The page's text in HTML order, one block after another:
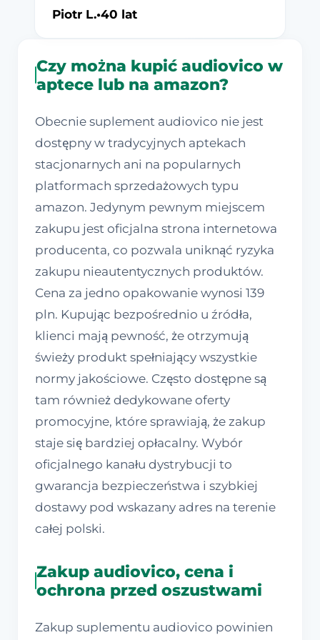
Piotr L.•40 lat
Czy można kupić audiovico w
aptece lub na amazon?
Obecnie suplement audiovico nie jest
dostępny w tradycyjnych aptekach
stacjonarnych ani na popularnych
platformach sprzedażowych typu
amazon. Jedynym pewnym miejscem
zakupu jest oficjalna strona internetowa
producenta, co pozwala uniknąć ryzyka
zakupu nieautentycznych produktów.
Cena za jedno opakowanie wynosi 139
pln. Kupując bezpośrednio u źródła,
klienci mają pewność, że otrzymują
świeży produkt spełniający wszystkie
normy jakościowe. Często dostępne są
tam również dedykowane oferty
promocyjne, które sprawiają, że zakup
staje się bardziej opłacalny. Wybór
oficjalnego kanału dystrybucji to
gwarancja bezpieczeństwa i szybkiej
dostawy pod wskazany adres na terenie
całej polski.
Zakup audiovico, cena i
ochrona przed oszustwami
Zakup suplementu audiovico powinien